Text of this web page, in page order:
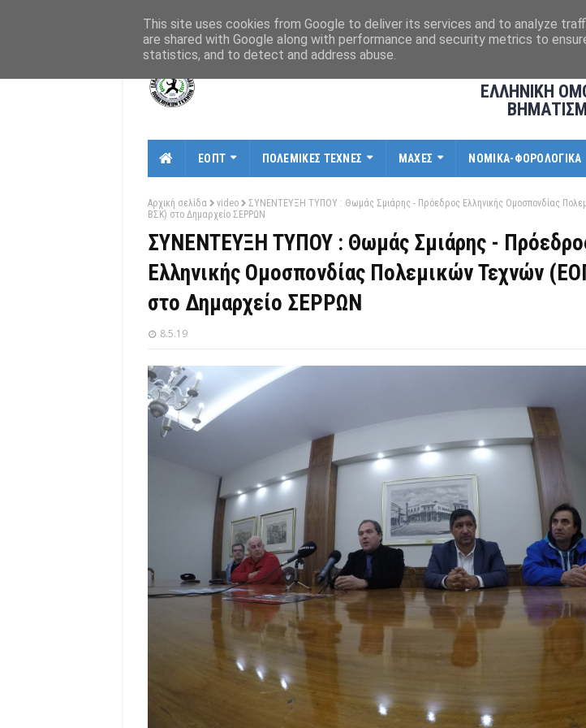
ΕΛΛΗΝΙΚΗ
ΕΟΠΤ ΠΟΛΕΜΙΚΕΣ ΤΕΧΝΕΣ ΜΑΧΕΣ ΝΟΜΙΚΑ-ΦΟΡΟΛΟΓΙΚΑ
Αρχική σελίδα video
ΣΥΝΕΝΤΕΥΞΗ ΤΥΠΟΥ : Θωμάς Σμιάρης - Πρόεδρος Ελληνικής Ομοσπονδίας
ΒΣΚ) στο Δημαρχείο ΣΕΡΡΩΝ
ΣΥΝΕΝΤΕΥΞΗ ΤΥΠΟΥ : Θωμάς Σμιάρης -
Ελληνικής Ομοσπονδίας Πολεμικών Τεχνών
στο Δημαρχείο ΣΕΡΡΩΝ
8.5.19
This site uses cookies from Google to deliver its services and to analyze
are shared with Google along with performance and security metrics to
statistics, and to detect and address abuse.